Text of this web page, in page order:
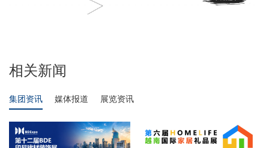
相关新闻
集团资讯 媒体报道 展览资讯